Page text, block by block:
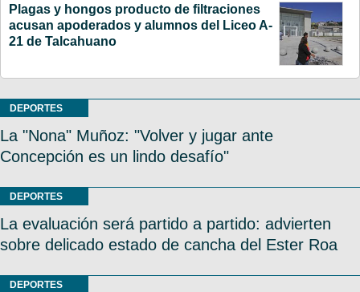
Plagas y hongos producto de filtraciones
acusan apoderados y alumnos del Liceo A-
21 de Talcahuano
DEPORTES
La "Nona" Muñoz: "Volver y jugar ante
Concepción es un lindo desafío"
DEPORTES
La evaluación será partido a partido: advierten
sobre delicado estado de cancha del Ester Roa
DEPORTES